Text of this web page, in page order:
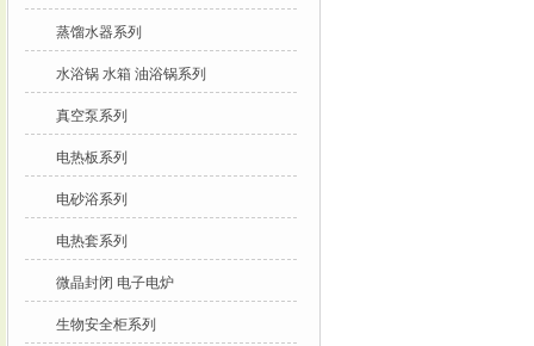
蒸馏水器系列
水浴锅 水箱 油浴锅系列
真空泵系列
电热板系列
电砂浴系列
电热套系列
微晶封闭 电子电炉
生物安全柜系列